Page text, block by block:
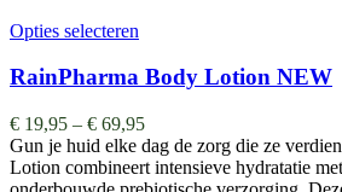
Opties selecteren
RainPharma Body Lotion NEW
€ 19,95 – € 69,95
Gun je huid elke dag de zorg die ze
Lotion combineert intensieve hydratatie